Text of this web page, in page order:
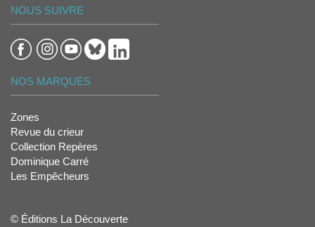
NOUS SUIVRE
NOS MARQUES
Zones
Revue du crieur
Collection Repères
Dominique Carré
Les Empêcheurs
© Éditions La Découverte